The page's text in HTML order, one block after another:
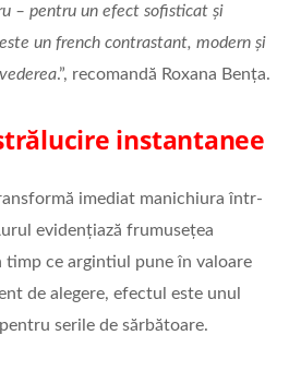
– pentru un efect sofisticat și
un french contrastant, modern și
.”, recomandă Roxana Bența.
instantanee
imediat manichiura într-
evidențiază frumusețea
ce argintiul pune în valoare
de alegere, efectul este unul
serile de sărbătoare.